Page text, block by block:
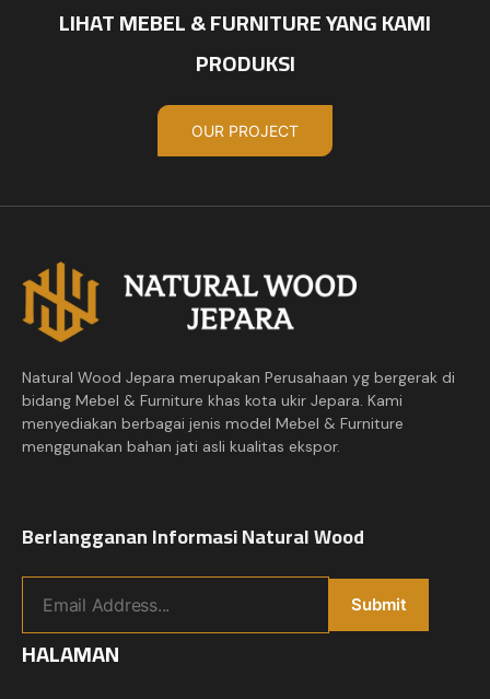
LIHAT MEBEL & FURNITURE YANG KAMI
PRODUKSI
OUR PROJECT
Natural Wood Jepara merupakan Perusahaan yg bergerak di
bidang Mebel & Furniture khas kota ukir Jepara. Kami
menyediakan berbagai jenis model Mebel & Furniture
menggunakan bahan jati asli kualitas ekspor.
Berlangganan Informasi Natural Wood
HALAMAN